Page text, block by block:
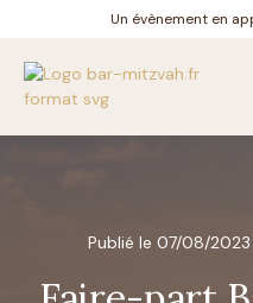
Un évènement en
Publié le 07/08/2023